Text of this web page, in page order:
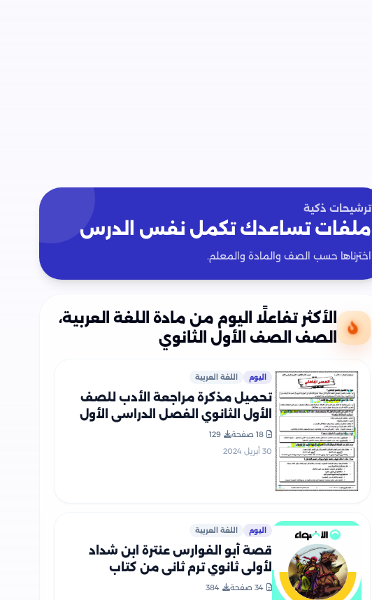
ترشيحات ذكية
ملفات تساعدك تكمل نفس الدرس
اخترناها حسب الصف والمادة والمعلم.
الأكثر تفاعلًا اليوم من مادة اللغة العربية،
الصف الصف الأول الثانوي
اليوم اللغة العربية
تحميل مذكرة مراجعة الأدب للصف
الأول الثانوي الفصل الدراسي الأول
18 صفحة
129
30 أبريل 2024
اليوم اللغة العربية
قصة أبو الفوارس عنترة ابن شداد
لأولى ثانوي ترم ثاني من كتاب
الأضواء بصيغة PDF
34 صفحة
384